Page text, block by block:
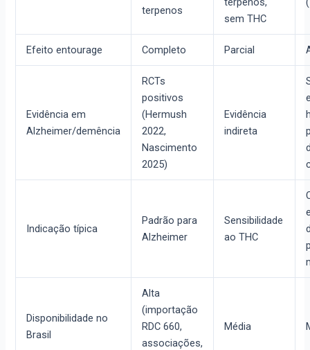
terpenos
sem THC
Efeito entourage Completo Parcial
Evidência em
Alzheimer/demência
RCTs
positivos
(Hermush
2022,
Nascimento
2025)
Evidência
indireta
Indicação típica
Padrão para
Alzheimer
Sensibilidade
ao THC
Disponibilidade no
Brasil
Alta
(importação
RDC 660,
associações,
Média